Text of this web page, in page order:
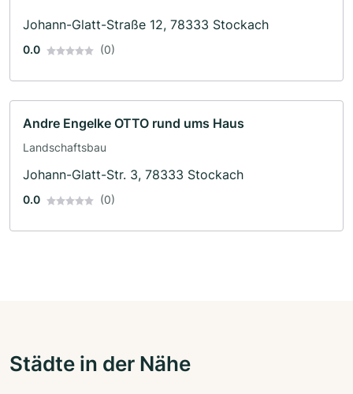
Johann-Glatt-Straße 12, 78333 Stockach
0.0 (0)
Andre Engelke OTTO rund ums Haus
Landschaftsbau
Johann-Glatt-Str. 3, 78333 Stockach
0.0 (0)
Städte in der Nähe